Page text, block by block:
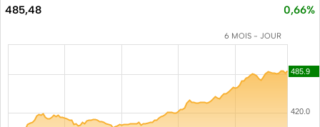
485,48
0,66%
6 MOIS - JOUR